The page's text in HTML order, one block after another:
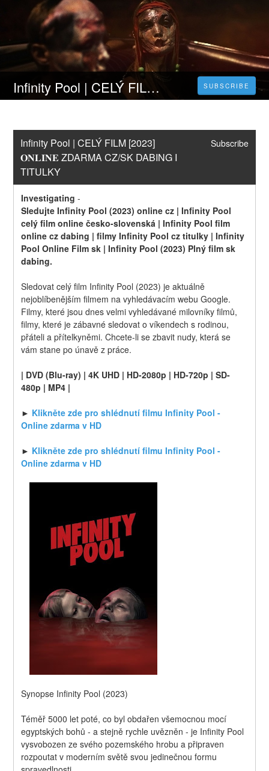
Infinity Pool | CELÝ FILM [2023] 𝐎𝐍𝐋𝐈𝐍𝐄 ZDARMA CZ/SK DABING I TITULKY SUBSCRIBE
Infinity Pool | CELÝ FILM [2023]
𝐎𝐍𝐋𝐈𝐍𝐄 ZDARMA CZ/SK DABING I
TITULKY
Subscribe
Investigating -
Sledujte Infinity Pool (2023) online cz | Infinity Pool
celý film online česko-slovenská | Infinity Pool film
online cz dabing | filmy Infinity Pool cz titulky | Infinity
Pool Online Film sk | Infinity Pool (2023) Plný film sk
dabing.
Sledovat celý film Infinity Pool (2023) je aktuálně
nejoblíbenějším filmem na vyhledávacím webu Google.
Filmy, které jsou dnes velmi vyhledávané milovníky filmů,
filmy, které je zábavné sledovat o víkendech s rodinou,
přáteli a přítelkyněmi. Chcete-li se zbavit nudy, která se
vám stane po únavě z práce.
| DVD (Blu-ray) | 4K UHD | HD-2080p | HD-720p | SD-
480p | MP4 |
► Klikněte zde pro shlédnutí filmu Infinity Pool -
Online zdarma v HD
► Klikněte zde pro shlédnutí filmu Infinity Pool -
Online zdarma v HD
Synopse Infinity Pool (2023)
Téměř 5000 let poté, co byl obdařen všemocnou mocí
egyptských bohů - a stejně rychle uvězněn - je Infinity Pool
vysvobozen ze svého pozemského hrobu a připraven
rozpoutat v moderním světě svou jedinečnou formu